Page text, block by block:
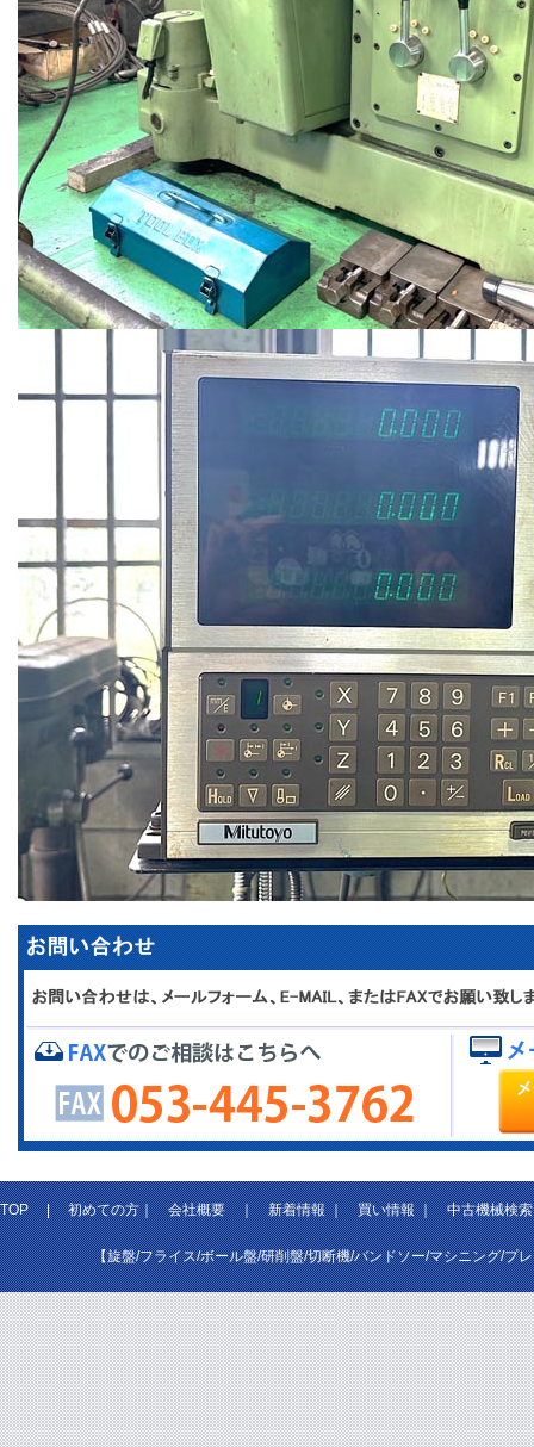
TOP|初めての方｜会社概要｜新着情報｜買い情報｜中古機械検索
【旋盤/フライス/ボール盤/研削盤/切断機/バンドソー/マシニング/プ